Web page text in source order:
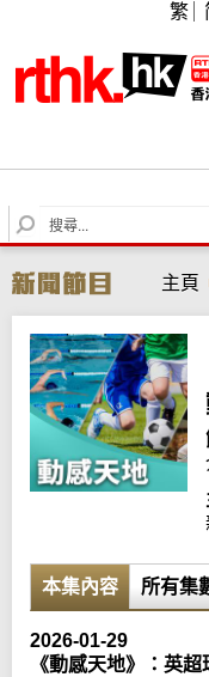
繁
S
e
r
c
h
主頁
本集內容 所有集
2026-01-29
《動感天地》：英